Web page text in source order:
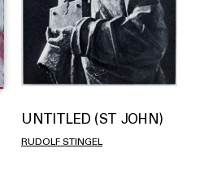
UNTITLED (ST JOHN)
RUDOLF STINGEL